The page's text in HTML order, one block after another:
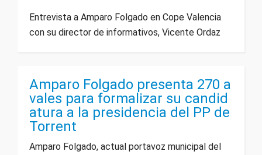
Entrevista a Amparo Folgado en Cope Valencia
con su director de informativos, Vicente Ordaz
Amparo Folgado presenta 270 a
vales para formalizar su candid
atura a la presidencia del PP de
Torrent
Amparo Folgado, actual portavoz municipal del